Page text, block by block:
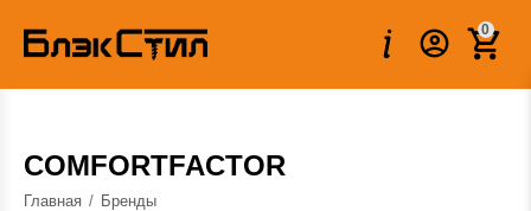
0
COMFORTFACTOR
Главная / Бренды